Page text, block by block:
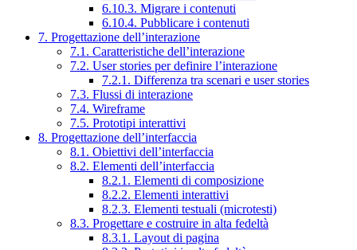
6.10.3. Migrare i contenuti
6.10.4. Pubblicare i contenuti
7. Progettazione dell’interazione
7.1. Caratteristiche dell’interazione
7.2. User stories per definire l’interazione
7.2.1. Differenza tra scenari e user stories
7.3. Flussi di interazione
7.4. Wireframe
7.5. Prototipi interattivi
8. Progettazione dell’interfaccia
8.1. Obiettivi dell’interfaccia
8.2. Elementi dell’interfaccia
8.2.1. Elementi di composizione
8.2.2. Elementi interattivi
8.2.3. Elementi testuali (microtesti)
8.3. Progettare e costruire in alta fedeltà
8.3.1. Layout di pagina